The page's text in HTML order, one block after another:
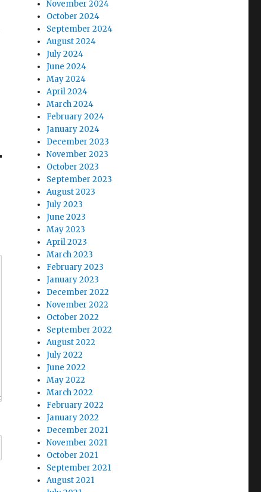
November 2024
October 2024
September 2024
August 2024
July 2024
June 2024
May 2024
April 2024
March 2024
February 2024
January 2024
December 2023
November 2023
October 2023
September 2023
August 2023
July 2023
June 2023
May 2023
April 2023
March 2023
February 2023
January 2023
December 2022
November 2022
October 2022
September 2022
August 2022
July 2022
June 2022
May 2022
March 2022
February 2022
January 2022
December 2021
November 2021
October 2021
September 2021
August 2021